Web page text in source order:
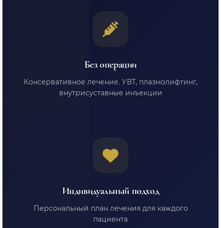
Без операции
Консервативное лечение. УВТ, плазмолифтинг,
внутрисуставные инъекции
Индивидуальный подход
Персональный план лечения для каждого
пациента